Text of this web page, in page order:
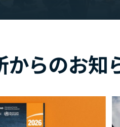
らのお知